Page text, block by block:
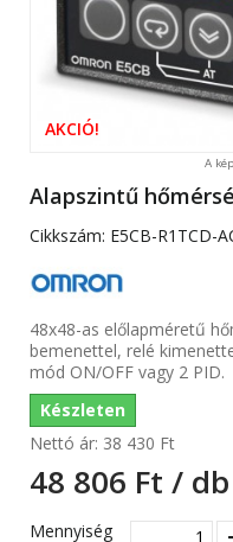
AKCIÓ!
A
Alapszintű
Cikkszám: E5CB-R1TCD-
48x48-as előlapméretű
bemenettel, relé
mód ON/OFF vagy 2 PID.
Készleten
Nettó ár: 38 430 Ft‎
48 806 Ft‎ / db
Mennyiség